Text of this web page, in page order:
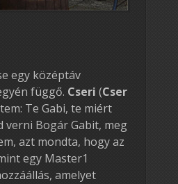
egy középtáv
függő. Cseri (Cser
Te Gabi, te miért
verni Bogár Gabit, meg
azt mondta, hogy az
egy Master1
amelyet